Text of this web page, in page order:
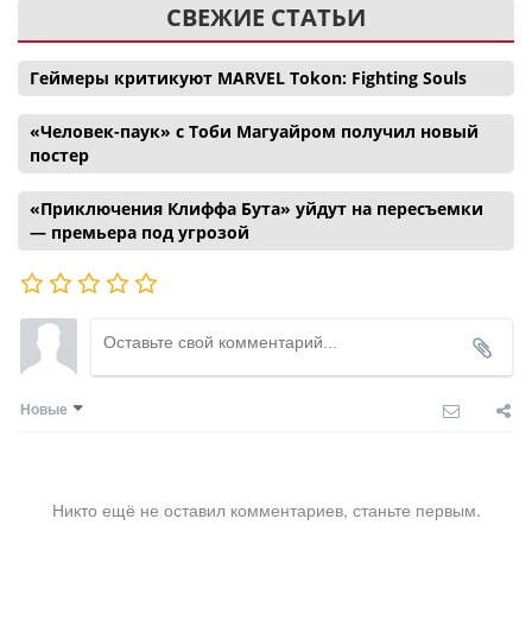
СВЕЖИЕ СТАТЬИ
Геймеры критикуют MARVEL Tokon: Fighting Souls
«Человек-паук» с Тоби Магуайром получил новый
постер
«Приключения Клиффа Бута» уйдут на пересъемки
— премьера под угрозой
Новые
Никто ещё не оставил комментариев, станьте первым.